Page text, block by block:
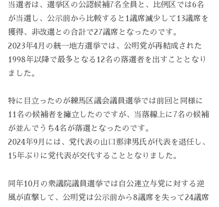
当選者は、選挙区の公認候補7名全員と、比例区では6名
が当選し、公示前から比較すると1議席減少して13議席を
獲得、非改選との合計で27議席となったのです。
2023年4月の統一地方選挙では、公明党が再結成された
1998年以降で最多となる12名の落選者を出すこととなり
ました。
特に目立ったのが練馬区議会議員選挙では前回と同様に
11名の候補者を擁立したのですが、当落線上に7名の候補
が並んでうち4名が落選となったのです。
2024年9月には、党代表の山口那津男氏が代表を退任し、
15年ぶりに党代表が交代することとなりました。
同年10月の衆議院議員選挙では自公連立与党に対する逆
風が直撃して、公明党は公示前から8議席を失って24議席